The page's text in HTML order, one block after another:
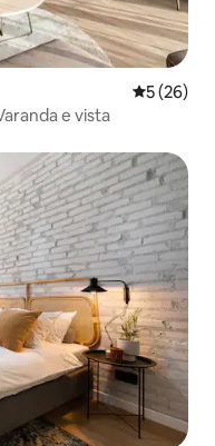
5 de uma
5 (26)
e vista